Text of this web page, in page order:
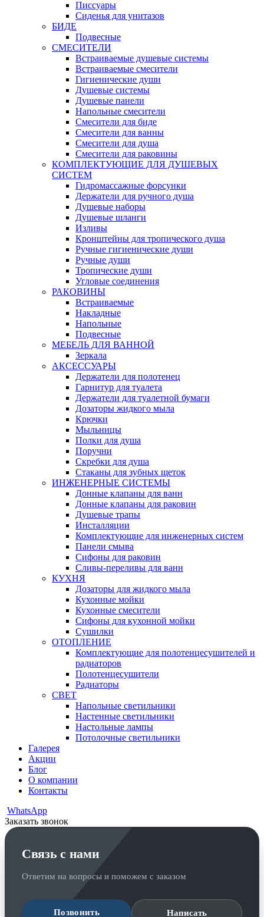
Писсуары
Сиденья для унитазов
БИДЕ
Подвесные
СМЕСИТЕЛИ
Встраиваемые душевые системы
Встраиваемые смесители
Гигиенические души
Душевые системы
Душевые панели
Напольные смесители
Смесители для биде
Смесители для ванны
Смесители для душа
Смесители для раковины
КОМПЛЕКТУЮЩИЕ ДЛЯ ДУШЕВЫХ
СИСТЕМ
Гидромассажные форсунки
Держатели для ручного душа
Душевые наборы
Душевые шланги
Изливы
Кронштейны для тропического душа
Ручные гигиенические души
Ручные души
Тропические души
Угловые соединения
РАКОВИНЫ
Встраиваемые
Накладные
Напольные
Подвесные
МЕБЕЛЬ ДЛЯ ВАННОЙ
Зеркала
АКСЕССУАРЫ
Держатели для полотенец
Гарнитур для туалета
Держатели для туалетной бумаги
Дозаторы жидкого мыла
Крючки
Мыльницы
Полки для душа
Поручни
Скребки для душа
Стаканы для зубных щеток
ИНЖЕНЕРНЫЕ СИСТЕМЫ
Донные клапаны для ванн
Донные клапаны для раковин
Душевые трапы
Инсталляции
Комплектующие для инженерных систем
Панели смыва
Сифоны для раковин
Сливы-переливы для ванн
КУХНЯ
Дозаторы для жидкого мыла
Кухонные мойки
Кухонные смесители
Сифоны для кухонной мойки
Сушилки
ОТОПЛЕНИЕ
Комплектующие для полотенцесушителей и
радиаторов
Полотенцесушители
Радиаторы
СВЕТ
Напольные светильники
Настенные светильники
Настольные лампы
Потолочные светильники
Галерея
Акции
Блог
О компании
Контакты
WhatsApp
Заказать звонок
Связь с нами
Ответим на вопросы и поможем с заказом
Позвонить Написать